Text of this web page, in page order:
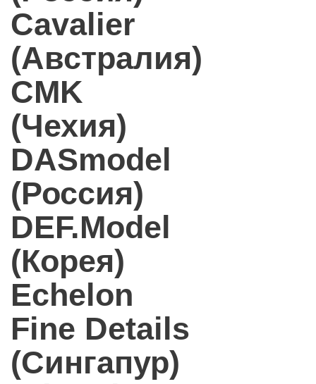
Cavalier
(Австралия)
CMK
(Чехия)
DASmodel
(Россия)
DEF.Model
(Корея)
Echelon
Fine Details
(Сингапур)